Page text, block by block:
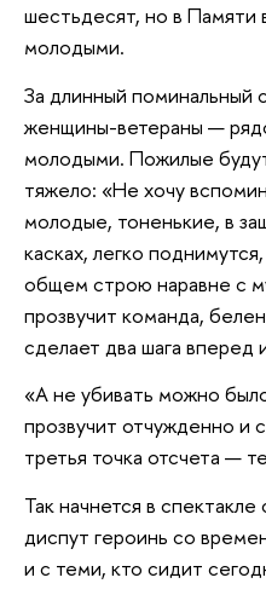
шестьдесят, но в Памяти
молодыми.
За длинный поминальный
женщины-ветераны —
молодыми. Пожилые
тяжело: «Не хочу
молодые, тоненькие, в
касках, легко
общем строю наравне с
прозвучит команда,
сделает два шага вперед
«А не убивать можно
прозвучит отчужденно и
третья точка отсчета —
Так начнется в
диспут героинь со
и с теми, кто сидит